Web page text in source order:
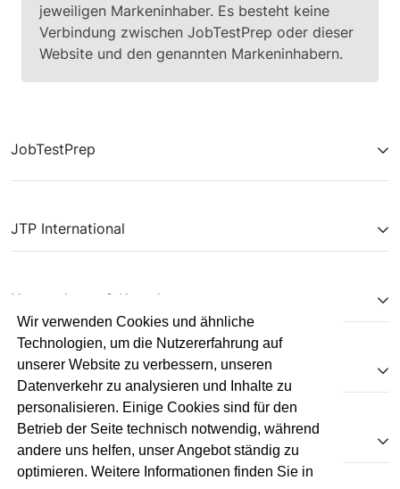
Wir verwenden Cookies und ähnliche
Technologien, um die Nutzererfahrung auf
unserer Website zu verbessern, unseren
Datenverkehr zu analysieren und Inhalte zu
personalisieren. Einige Cookies sind für den
Betrieb der Seite technisch notwendig, während
andere uns helfen, unser Angebot ständig zu
optimieren. Weitere Informationen finden Sie in
jeweiligen Markeninhaber. Es besteht keine
Verbindung zwischen JobTestPrep oder dieser
Website und den genannten Markeninhabern.
JobTestPrep
JTP International
Unternehmen & Kontakt
Kooperationen
Pflichtangaben